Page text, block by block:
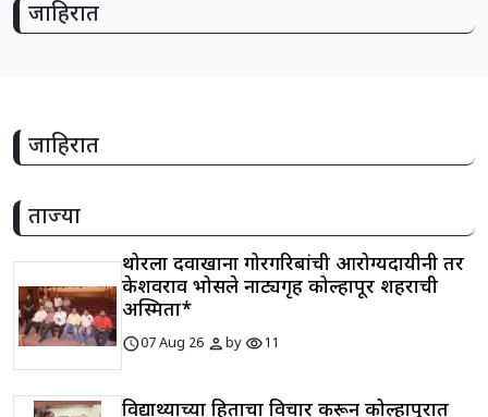
जाहिरात
जाहिरात
ताज्या
थोरला दवाखाना गोरगरिबांची आरोग्यदायीनी तर
केशवराव भोसले नाट्यगृह कोल्हापूर शहराची
अस्मिता*
schedule07 Aug 26 personbyvisibility11
विद्यार्थ्यांच्या हिताचा विचार करून कोल्हापुरात